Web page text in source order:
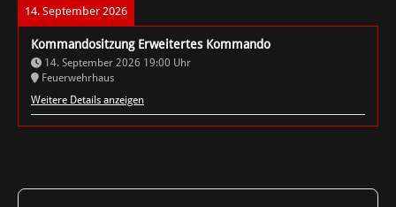
14. September 2026
Kommandositzung Erweitertes Kommando
14. September 2026 19:00 Uhr
Feuerwehrhaus
Weitere Details anzeigen